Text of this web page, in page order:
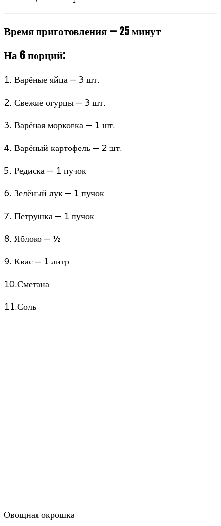
Время приготовления — 25 минут
На 6 порций:
1. Варёные яйца — 3 шт.
2. Свежие огурцы — 3 шт.
3. Варёная морковка — 1 шт.
4. Варёный картофель — 2 шт.
5. Редиска — 1 пучок
6. Зелёный лук — 1 пучок
7. Петрушка — 1 пучок
8. Яблоко — ½
9. Квас — 1 литр
10.Сметана
11.Соль
Овощная окрошка